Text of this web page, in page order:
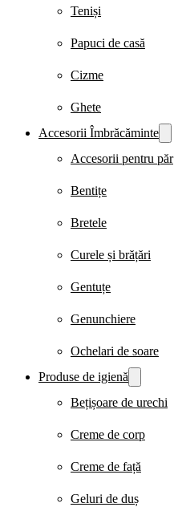
Teniși
Papuci de casă
Cizme
Ghete
Accesorii Îmbrăcăminte
Accesorii pentru păr
Bentițe
Bretele
Curele și brățări
Gentuțe
Genunchiere
Ochelari de soare
Produse de igienă
Bețișoare de urechi
Creme de corp
Creme de față
Geluri de duș